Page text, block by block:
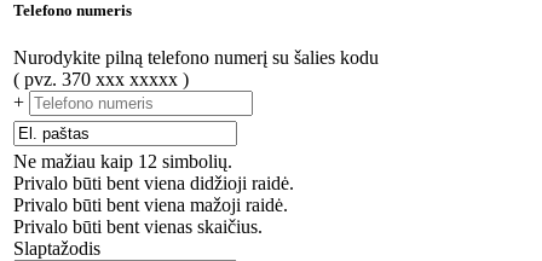
Telefono numeris
Nurodykite pilną telefono numerį su šalies kodu
( pvz. 370 xxx xxxxx )
+
Ne mažiau kaip 12 simbolių.
Privalo būti bent viena didžioji raidė.
Privalo būti bent viena mažoji raidė.
Privalo būti bent vienas skaičius.
Slaptažodis